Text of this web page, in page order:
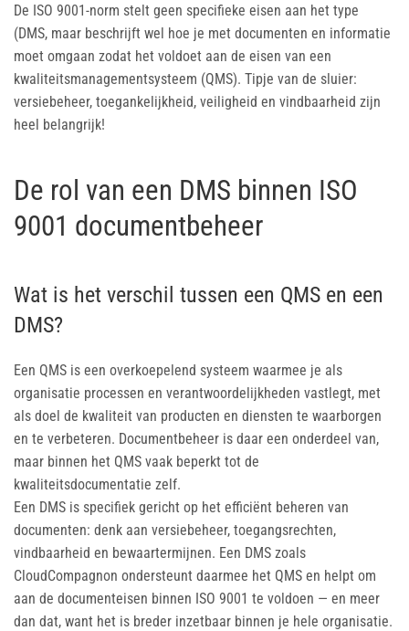
De ISO 9001-norm stelt geen specifieke eisen aan het type
(DMS, maar beschrijft wel hoe je met documenten en informatie
moet omgaan zodat het voldoet aan de eisen van een
kwaliteitsmanagementsysteem (QMS). Tipje van de sluier:
versiebeheer, toegankelijkheid, veiligheid en vindbaarheid zijn
heel belangrijk!
De rol van een DMS binnen ISO
9001 documentbeheer
Wat is het verschil tussen een QMS en een
DMS?
Een QMS is een overkoepelend systeem waarmee je als
organisatie processen en verantwoordelijkheden vastlegt, met
als doel de kwaliteit van producten en diensten te waarborgen
en te verbeteren. Documentbeheer is daar een onderdeel van,
maar binnen het QMS vaak beperkt tot de
kwaliteitsdocumentatie zelf.
Een DMS is specifiek gericht op het efficiënt beheren van
documenten: denk aan versiebeheer, toegangsrechten,
vindbaarheid en bewaartermijnen. Een DMS zoals
CloudCompagnon ondersteunt daarmee het QMS en helpt om
aan de documenteisen binnen ISO 9001 te voldoen — en meer
dan dat, want het is breder inzetbaar binnen je hele organisatie.